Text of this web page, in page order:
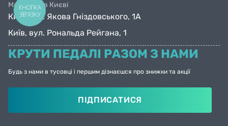
Магазини в Києві
Київ, вул. Якова Гніздовського, 1А
Київ, вул. Рональда Рейгана, 1
КРУТИ ПЕДАЛІ РАЗОМ З НАМИ
Будь з нами в тусовці і першим дізнаєшся про знижки та акції
ПІДПИСАТИСЯ
КНОПКА
ЗВ'ЯЗКУ